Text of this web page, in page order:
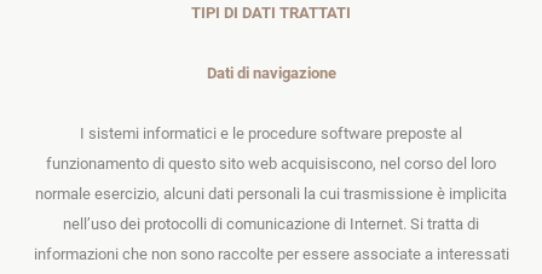
TIPI DI DATI TRATTATI
Dati di navigazione
I sistemi informatici e le procedure software preposte al
funzionamento di questo sito web acquisiscono, nel corso del loro
normale esercizio, alcuni dati personali la cui trasmissione è implicita
nell’uso dei protocolli di comunicazione di Internet. Si tratta di
informazioni che non sono raccolte per essere associate a interessati